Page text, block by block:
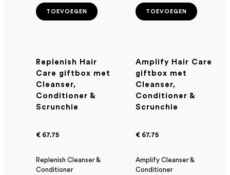
TOEVOEGEN TOEVOEGEN
Replenish Hair
Care giftbox met
Cleanser,
Conditioner &
Scrunchie
€ 67.75
Replenish Cleanser &
Conditioner
Amplify Hair Care
giftbox met
Cleanser,
Conditioner &
Scrunchie
€ 67.75
Amplify Cleanser &
Conditioner